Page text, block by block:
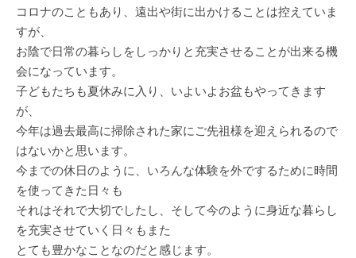
コロナのこともあり、遠出や街に出かけることは控えていま
すが、
お陰で日常の暮らしをしっかりと充実させることが出来る機
会になっています。
子どもたちも夏休みに入り、いよいよお盆もやってきます
が、
今年は過去最高に掃除された家にご先祖様を迎えられるので
はないかと思います。
今までの休日のように、いろんな体験を外でするために時間
を使ってきた日々も
それはそれで大切でしたし、そして今のように身近な暮らし
を充実させていく日々もまた
とても豊かなことなのだと感じます。